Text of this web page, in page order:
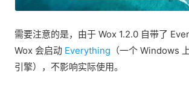
需要注意的是，由于 Wox 1.2.0 自带了
Wox 会启动 Everything （一个 Windows
引擎），不影响实际使用。